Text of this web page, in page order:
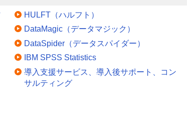
HULFT（ハルフト）
DataMagic（データマジック）
DataSpider（データスパイダー）
IBM SPSS Statistics
導入支援サービス、導入後サポート、コン
サルティング